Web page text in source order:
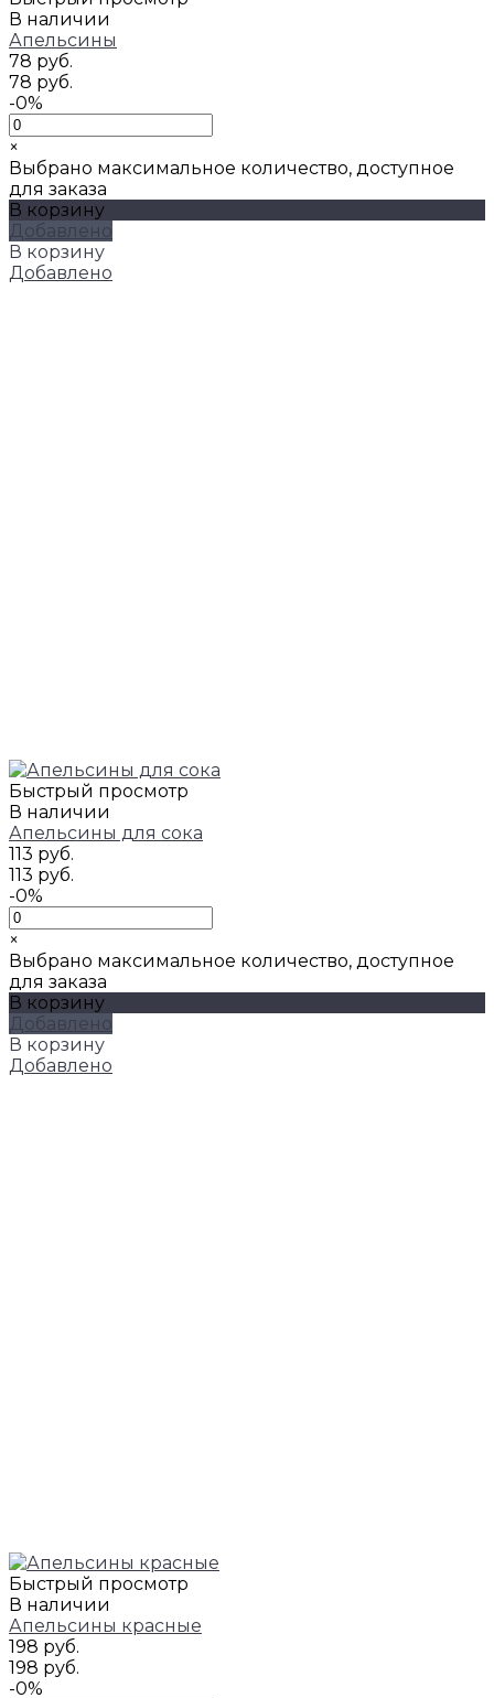
В наличии
Апельсины
78 руб.
78 руб.
-0%
×
Выбрано максимальное количество, доступное
для заказа
В корзину
Добавлено
В корзину
Добавлено
Быстрый просмотр
В наличии
Апельсины для сока
113 руб.
113 руб.
-0%
×
Выбрано максимальное количество, доступное
для заказа
В корзину
Добавлено
В корзину
Добавлено
Быстрый просмотр
В наличии
Апельсины красные
198 руб.
198 руб.
-0%